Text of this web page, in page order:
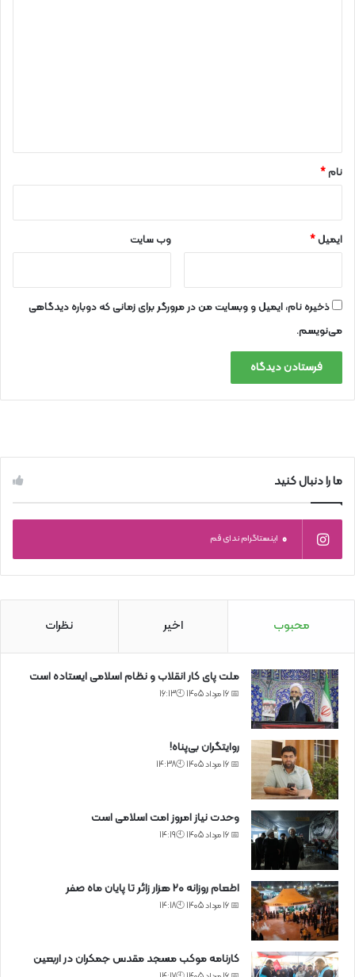
نام*
ایمیل* وب‌ سایت
ذخیره نام، ایمیل و وبسایت من در مرورگر برای زمانی که دوباره دیدگاهی
می‌نویسم.
ما را دنبال کنید
0 اینستاگرام ندای قم
محبوب اخیر نظرات
ملت پای کار انقلاب و نظام اسلامی ایستاده است
📅 16 مرداد 1405 🕙16:13
روایتگران بی‌پناه!
📅 16 مرداد 1405 🕙14:38
وحدت نیاز امروز امت اسلامی است
📅 16 مرداد 1405 🕙14:19
اطعام روزانه ۲۰ هزار زائر تا پایان ماه صفر
📅 16 مرداد 1405 🕙14:18
کارنامه موکب مسجد مقدس جمکران در اربعین